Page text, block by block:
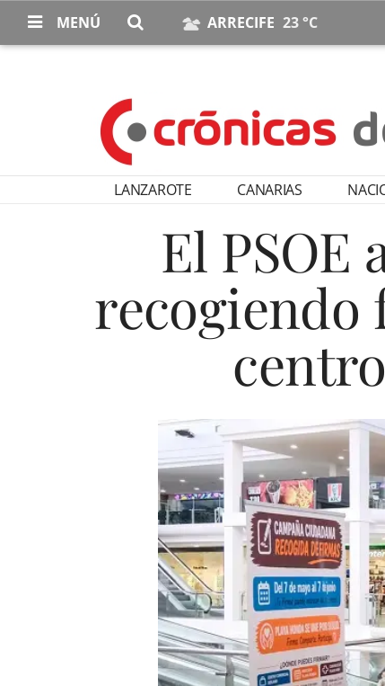
MENÚ ARRECIFE 23 °C
LANZAROTE CANARIAS
El PSOE
recogiendo